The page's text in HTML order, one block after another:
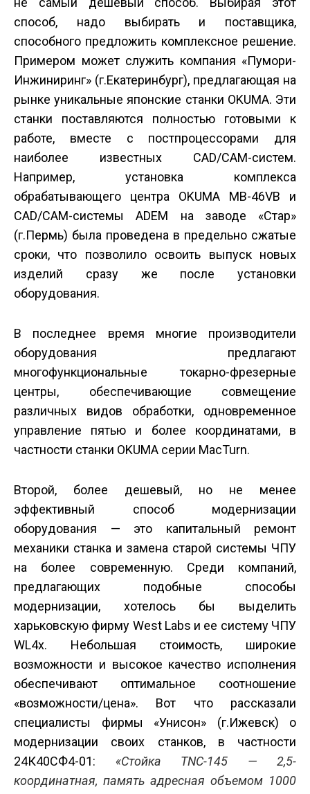
способ, надо выбирать и поставщика,
способного предложить комплексное решение.
Примером может служить компания «Пумори-
Инжиниринг» (г.Екатеринбург), предлагающая на
рынке уникальные японские станки OKUMA. Эти
станки поставляются полностью готовыми к
работе, вместе с постпроцессорами для
наиболее известных CAD/CAM-систем.
Например, установка комплекса
обрабатывающего центра OKUMA MB-46VB и
CAD/CAM-системы ADEM на заводе «Стар»
(г.Пермь) была проведена в предельно сжатые
сроки, что позволило освоить выпуск новых
изделий сразу же после установки
оборудования.
В последнее время многие производители
оборудования предлагают
многофункциональные токарно-фрезерные
центры, обеспечивающие совмещение
различных видов обработки, одновременное
управление пятью и более координатами, в
частности станки OKUMA серии MacTurn.
Второй, более дешевый, но не менее
эффективный способ модернизации
оборудования — это капитальный ремонт
механики станка и замена старой системы ЧПУ
на более современную. Среди компаний,
предлагающих подобные способы
модернизации, хотелось бы выделить
харьковскую фирму West Labs и ее систему ЧПУ
WL4x. Небольшая стоимость, широкие
возможности и высокое качество исполнения
обеспечивают оптимальное соотношение
«возможности/цена». Вот что рассказали
специалисты фирмы «Унисон» (г.Ижевск) о
модернизации своих станков, в частности
24К40СФ4-01: «Стойка ТNC-145 — 2,5-
координатная, память адресная объемом 1000